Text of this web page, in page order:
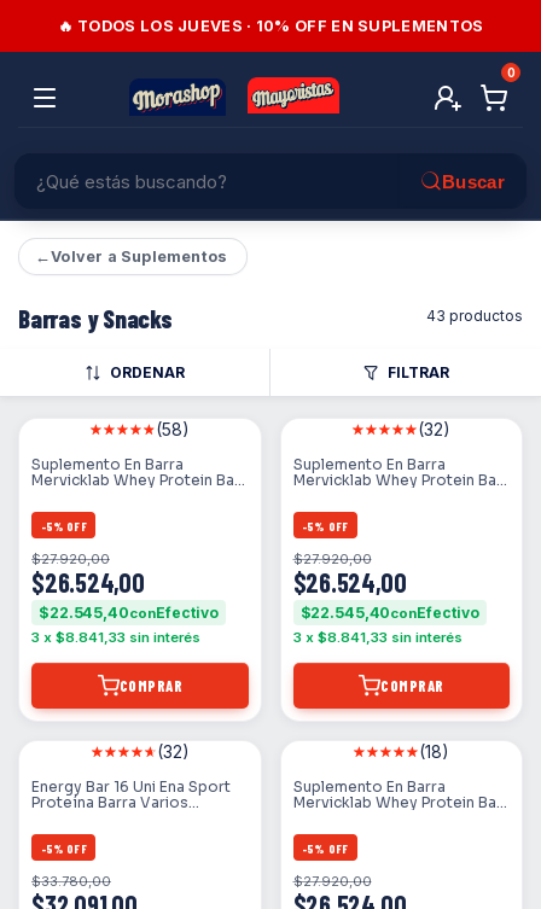
🔥 TODOS LOS JUEVES · 10% OFF EN SUPLEMENTOS
0
←Volver a Suplementos
Barras y Snacks 43 productos
ORDENAR FILTRAR
(58)
Suplemento En Barra
Mervicklab Whey Protein Bar
Frambuesa En Caja De 780g
12 Un
-5% OFF
$26.524,00
$27.920,00
$22.545,40con
3 x $8.841,33 sin interés
COMPRAR
(32)
Suplemento En Barra
Mervicklab Whey Protein Bar
Chocolate En Caja De 780g
12 Un
-5% OFF
$26.524,00
$27.920,00
$22.545,40con
3 x $8.841,33 sin interés
COMPRAR
(32)
Energy Bar 16 Uni Ena Sport
Proteína Barra Varios
-5% OFF
$33.780,00
(18)
Suplemento En Barra
Mervicklab Whey Protein Bar
En Caja De 780g 12 Un
-5% OFF
$27.920,00